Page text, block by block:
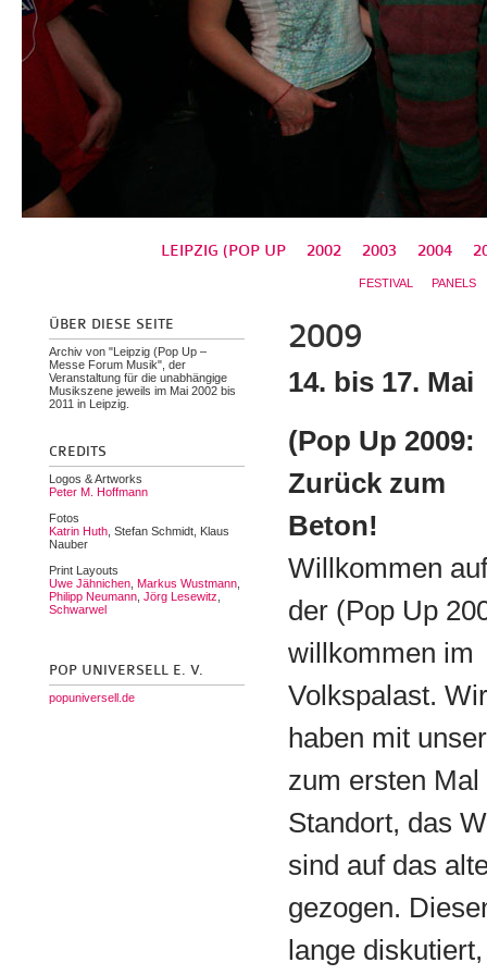
LEIPZIG (POP UP 2002 2003 2004
FESTIVAL PANELS
ÜBER DIESE SEITE
Archiv von "Leipzig (Pop Up –
Messe Forum Musik", der
Veranstaltung für die unabhängige
Musikszene jeweils im Mai 2002 bis
2011 in Leipzig.
CREDITS
Logos & Artworks
Peter M. Hoffmann
Fotos
Katrin Huth, Stefan Schmidt, Klaus
Nauber
Print Layouts
Uwe Jähnichen, Markus Wustmann,
Philipp Neumann, Jörg Lesewitz
Schwarwel
POP UNIVERSELL E. V.
popuniversell.de
2009
14. bis 17. Mai
(Pop Up 2009:
Zurück zum
Beton!
Willkommen auf
der (Pop Up
willkommen im
Volkspalast. Wir
haben mit
zum ersten
Standort, das
sind auf das
gezogen.
lange